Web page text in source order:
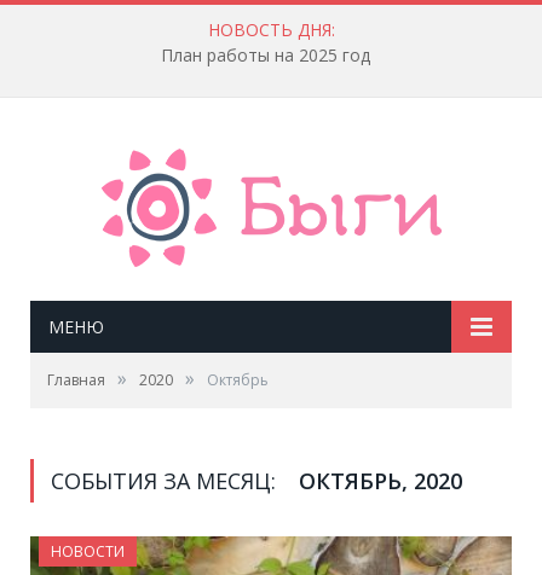
НОВОСТЬ ДНЯ:
План работы на 2025 год
МЕНЮ
Главная » 2020 » Октябрь
СОБЫТИЯ ЗА МЕСЯЦ: ОКТЯБРЬ, 2020
НОВОСТИ